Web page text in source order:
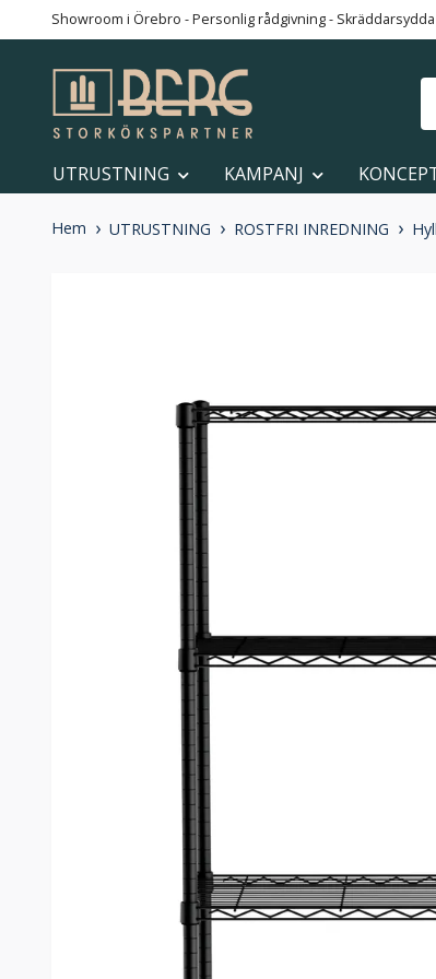
Showroom i Örebro - Personlig rådgivning -
UTRUSTNING KAMPANJ
Hem UTRUSTNING ROSTFRI INREDNING